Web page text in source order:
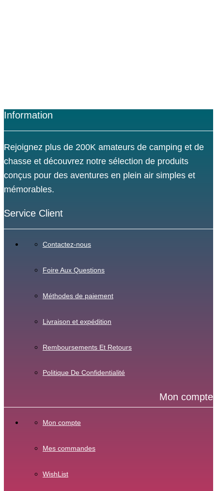
Information
Rejoignez plus de 200K amateurs de camping et de
chasse et découvrez notre sélection de produits
conçus pour des aventures en plein air simples et
mémorables.
Service Client
Contactez-nous
Foire Aux Questions
Méthodes de paiement
Livraison et expédition
Remboursements Et Retours
Politique De Confidentialité
Mon compte
Mon compte
Mes commandes
WishList